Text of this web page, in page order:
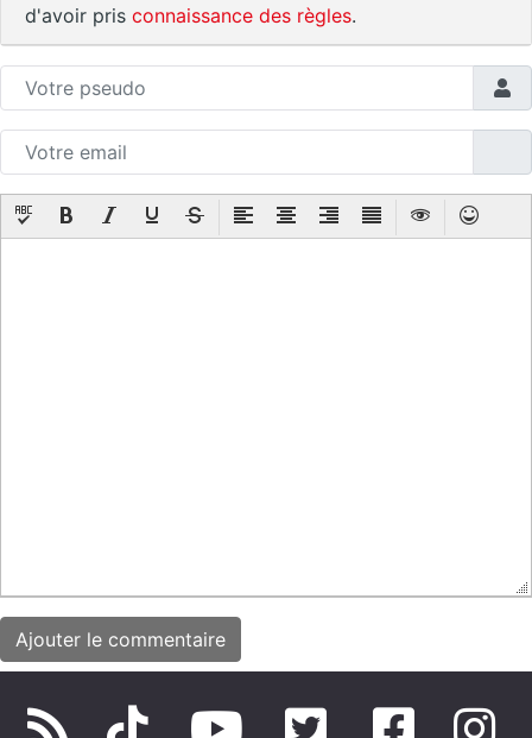
d'avoir pris connaissance des règles.